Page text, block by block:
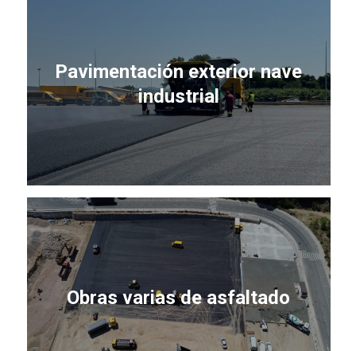
Pavimentación exterior nave
industrial
Obras varias de asfaltado